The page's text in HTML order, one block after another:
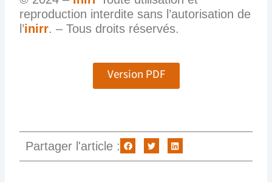
reproduction interdite sans l’autorisation de
l’inirr. – Tous droits réservés.
Version PDF
Partager l'article :